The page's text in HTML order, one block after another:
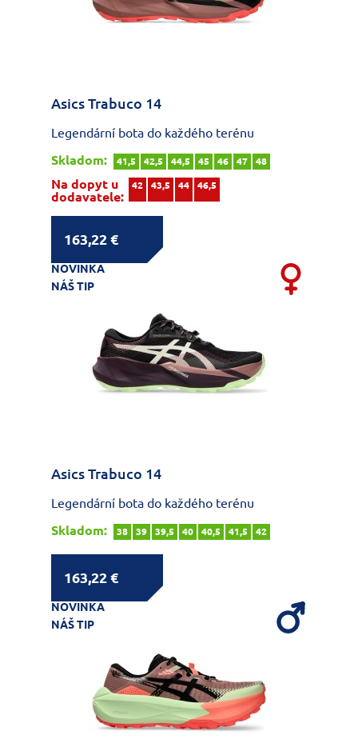
Asics Trabuco 14
Legendární bota do každého terénu
Skladom:
41,5 42,5 44,5 45 46 47 48
Na dopyt u
dodavatele:
42 43,5 44 46,5
163,22 €
NOVINKA
NÁŠ TIP
Asics Trabuco 14
Legendární bota do každého terénu
Skladom:
38 39 39,5 40 40,5 41,5 42
163,22 €
NOVINKA
NÁŠ TIP